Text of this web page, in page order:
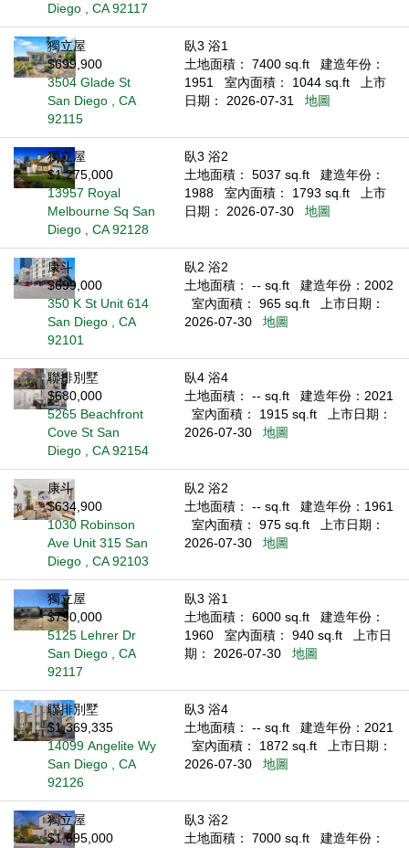
Diego , CA 92117
獨立屋
$699,900
3504 Glade St
San Diego , CA
92115
臥3 浴1
土地面積： 7400 sq.ft
建造年份：
1951
室內面積： 1044 sq.ft
上市
日期： 2026-07-31
地圖
獨立屋
$1,275,000
13957 Royal
Melbourne Sq San
Diego , CA 92128
臥3 浴2
土地面積： 5037 sq.ft
建造年份：
1988
室內面積： 1793 sq.ft
上市
日期： 2026-07-30
地圖
康斗
$699,000
350 K St Unit 614
San Diego , CA
92101
臥2 浴2
土地面積： -- sq.ft
建造年份：2002
室內面積： 965 sq.ft
上市日期：
2026-07-30
地圖
聯排別墅
$680,000
5265 Beachfront
Cove St San
Diego , CA 92154
臥4 浴4
土地面積： -- sq.ft
建造年份：2021
室內面積： 1915 sq.ft
上市日期：
2026-07-30
地圖
康斗
$634,900
1030 Robinson
Ave Unit 315 San
Diego , CA 92103
臥2 浴2
土地面積： -- sq.ft
建造年份：1961
室內面積： 975 sq.ft
上市日期：
2026-07-30
地圖
獨立屋
$790,000
5125 Lehrer Dr
San Diego , CA
92117
臥3 浴1
土地面積： 6000 sq.ft
建造年份：
1960
室內面積： 940 sq.ft
上市日
期： 2026-07-30
地圖
聯排別墅
$1,369,335
14099 Angelite Wy
San Diego , CA
92126
臥3 浴4
土地面積： -- sq.ft
建造年份：2021
室內面積： 1872 sq.ft
上市日期：
2026-07-30
地圖
獨立屋
$1,695,000
臥3 浴2
土地面積： 7000 sq.ft
建造年份：